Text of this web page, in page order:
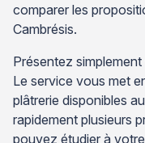
comparer les
Cambrésis.
Présentez
Le service vous met
plâtrerie disponibles
rapidement plusieurs
pouvez étudier à